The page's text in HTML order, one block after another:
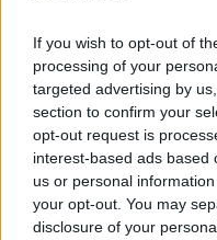
If you wish to opt-out of
processing of your
targeted advertising by
section to confirm your
opt-out request is
interest-based ads based
us or personal
your opt-out. You may
disclosure of your